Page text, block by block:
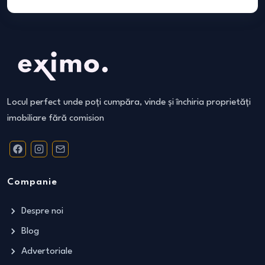
Locul perfect unde poți cumpăra, vinde și închiria proprietăți
imobiliare fără comision
Companie
Despre noi
Blog
Advertoriale